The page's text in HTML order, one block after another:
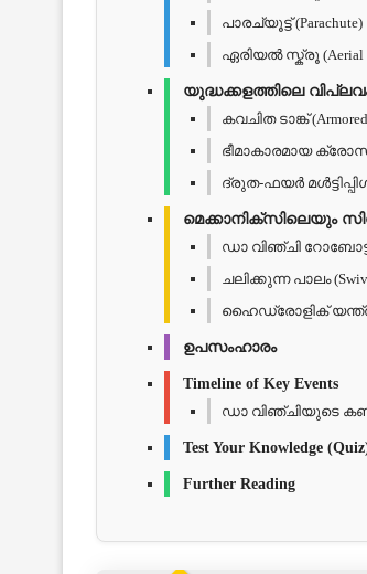
പാരച്യൂട്ട് (Parachute)
ഏരിയൽ സ്ക്രൂ (Aerial
യുദ്ധക്കളത്തിലെ
കവചിത ടാങ്ക്
ഭീമാകാരമായ
ദ്രുത-ഫയർ
മെക്കാനിക്സിലെയും
ഡാ വിഞ്ചി റോബോട്ട്
ചലിക്കുന്ന പാലം
ഹൈഡ്രോളിക്
ഉപസംഹാരം
Timeline of Key Events
ഡാ വിഞ്ചിയുടെ
Test Your Knowledge
Further Reading